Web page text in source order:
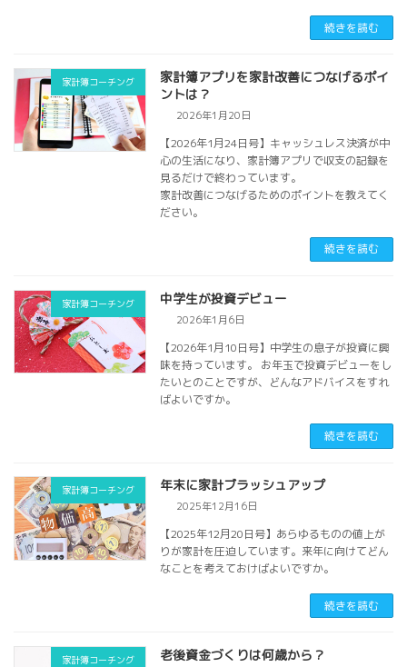
続きを読む
家計簿コーチング
家計簿アプリを家計改善につなげるポイ
ントは？
2026年1月20日
【2026年1月24日号】キャッシュレス決済が中
心の生活になり、家計簿アプリで収支の記録を
見るだけで終わっています。
家計改善につなげるためのポイントを教えてく
ださい。
続きを読む
家計簿コーチング 中学生が投資デビュー
2026年1月6日
【2026年1月10日号】中学生の息子が投資に興
味を持っています。 お年玉で投資デビューをし
たいとのことですが、どんなアドバイスをすれ
ばよいですか。
続きを読む
家計簿コーチング 年末に家計ブラッシュアップ
2025年12月16日
【2025年12月20日号】あらゆるものの値上が
りが家計を圧迫しています。来年に向けてどん
なことを考えておけばよいですか。
続きを読む
家計簿コーチング 老後資金づくりは何歳から？